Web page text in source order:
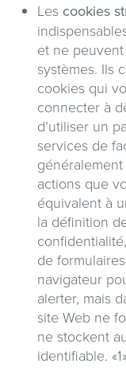
Les cookies
et ne
systèmes. Ils
cookies qui
connecter à
d’utiliser un
services de
actions que
équivalent à
la définition
de
navigateur
alerter, mais
site Web ne
ne stockent
identifiable.